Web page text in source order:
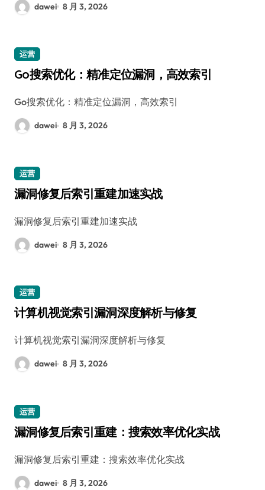
dawei 8 月 3, 2026
运营
Go搜索优化：精准定位漏洞，高效索引
Go搜索优化：精准定位漏洞，高效索引
dawei 8 月 3, 2026
运营
漏洞修复后索引重建加速实战
漏洞修复后索引重建加速实战
dawei 8 月 3, 2026
运营
计算机视觉索引漏洞深度解析与修复
计算机视觉索引漏洞深度解析与修复
dawei 8 月 3, 2026
运营
漏洞修复后索引重建：搜索效率优化实战
漏洞修复后索引重建：搜索效率优化实战
dawei 8 月 3, 2026